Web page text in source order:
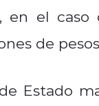
en el
de
Estado